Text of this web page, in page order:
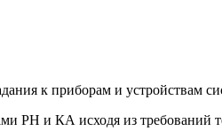
к приборам и устройствам
РН и КА исходя из требований